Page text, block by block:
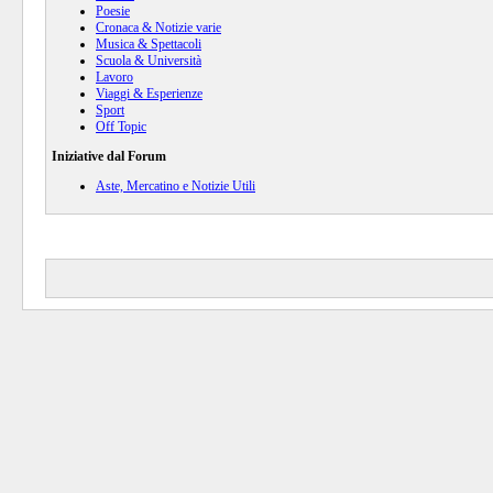
Poesie
Cronaca & Notizie varie
Musica & Spettacoli
Scuola & Università
Lavoro
Viaggi & Esperienze
Sport
Off Topic
Iniziative dal Forum
Aste, Mercatino e Notizie Utili